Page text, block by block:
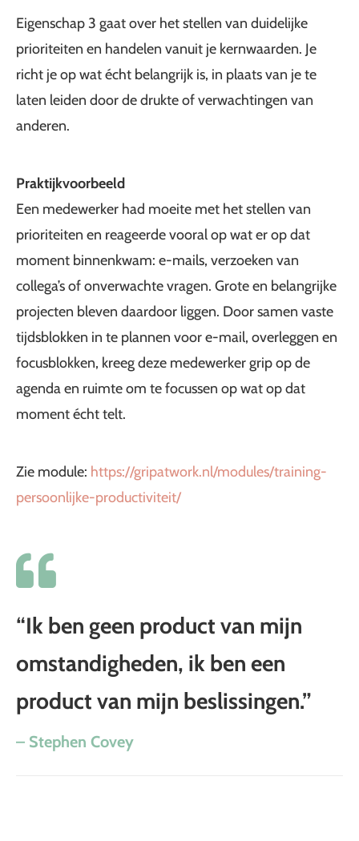
Eigenschap 3 gaat over het stellen van duidelijke
prioriteiten en handelen vanuit je kernwaarden. Je
richt je op wat écht belangrijk is, in plaats van je te
laten leiden door de drukte of verwachtingen van
anderen.
Praktijkvoorbeeld
Een medewerker had moeite met het stellen van
prioriteiten en reageerde vooral op wat er op dat
moment binnenkwam: e-mails, verzoeken van
collega’s of onverwachte vragen. Grote en belangrijke
projecten bleven daardoor liggen. Door samen vaste
tijdsblokken in te plannen voor e-mail, overleggen en
focusblokken, kreeg deze medewerker grip op de
agenda en ruimte om te focussen op wat op dat
moment écht telt.
Zie module: https://gripatwork.nl/modules/training-
persoonlijke-productiviteit/
“Ik ben geen product van mijn
omstandigheden, ik ben een
product van mijn beslissingen.”
– Stephen Covey